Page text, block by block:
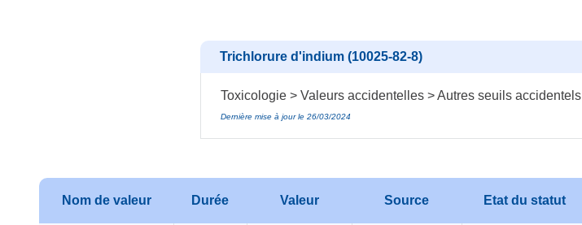
Trichlorure d'indium (10025-82-8)
Toxicologie > Valeurs accidentelles > Autres seuils accidentels
Dernière mise à jour le 26/03/2024
Nom de valeur Durée Valeur Source Etat du statut